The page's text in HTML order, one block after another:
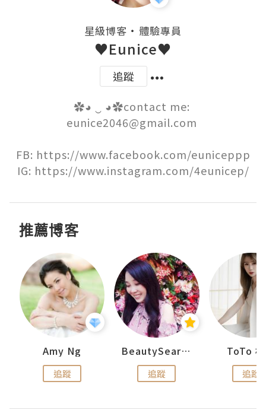
星級博客 ・ 體驗專員
♥Eunice♥
追蹤
✿◕ ‿ ◕✿contact me:
eunice2046@gmail.com
FB: https://www.facebook.com/euniceppp
IG: https://www.instagram.com/4eunicep/
推薦博客
Amy Ng
追蹤
BeautySearch
追蹤
ToTo
追蹤